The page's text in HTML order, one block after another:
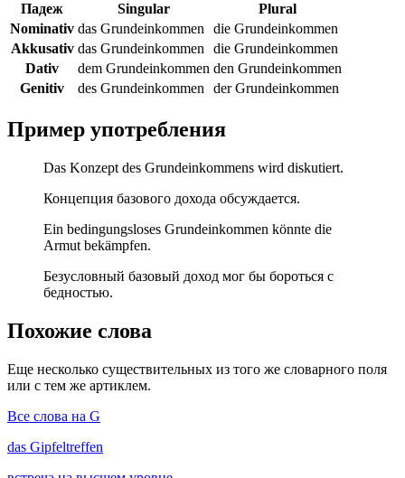
Падеж Singular
Plural
Nominativ das Grundeinkommen
die Grundeinkommen
Akkusativ das Grundeinkommen
die Grundeinkommen
Dativ
dem Grundeinkommen den Grundeinkommen
Genitiv
des Grundeinkommen der Grundeinkommen
Пример употребления
Das Konzept des Grundeinkommens wird diskutiert.
Концепция базового дохода обсуждается.
Ein bedingungsloses Grundeinkommen könnte die
Armut bekämpfen.
Безусловный базовый доход мог бы бороться с
бедностью.
Похожие слова
Еще несколько существительных из того же словарного поля
или с тем же артиклем.
Все слова на G
das Gipfeltreffen